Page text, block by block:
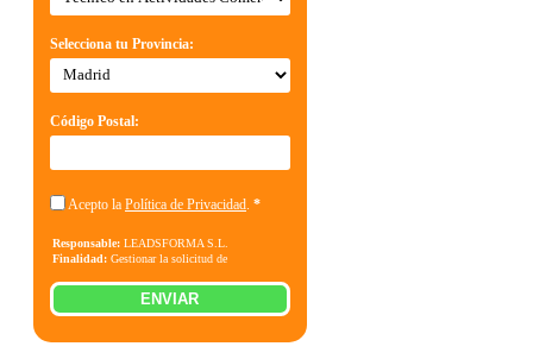
Selecciona tu Provincia:
Código Postal:
Acepto la Política de Privacidad. *
Responsable: LEADSFORMA S.L.
Finalidad: Gestionar la solicitud de
información relacionada con la formación
solicitada y comunicar los datos al centro de
formación correspondiente para que pueda
ENVIAR